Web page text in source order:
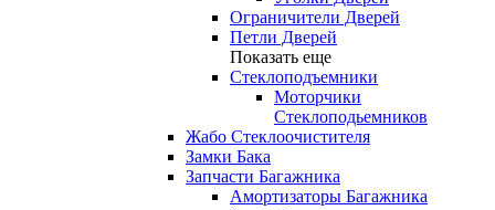
Ограничители Дверей
Петли Дверей
Показать еще
Стеклоподъемники
Моторчики
Стеклоподьемников
Жабо Стеклоочистителя
Замки Бака
Запчасти Багажника
Амортизаторы Багажника